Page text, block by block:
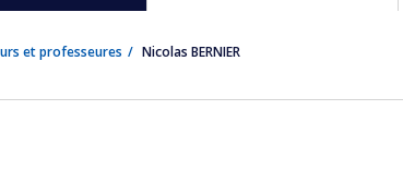
et professeures Nicolas BERNIER